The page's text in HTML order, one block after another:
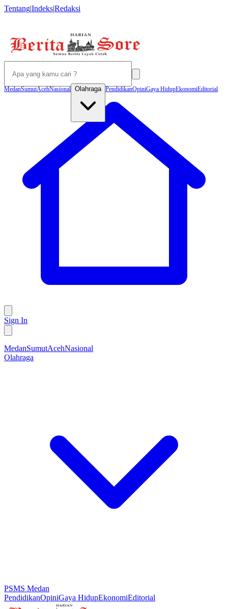
Tentang|Indeks|Redaksi
MedanSumutAcehNasional Olahraga PendidikanOpiniGaya HidupEkonomiEditorial
Sign In
MedanSumutAcehNasional
Olahraga
PSMS Medan
PendidikanOpiniGaya HidupEkonomiEditorial